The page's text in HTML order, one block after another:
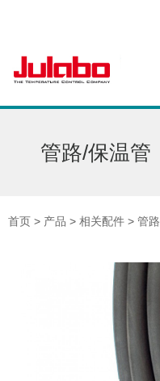
管路/保温管
首页 > 产品 > 相关配件 > 管